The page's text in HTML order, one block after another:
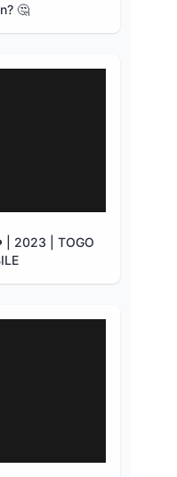
🤔
| 2023 | TOGO